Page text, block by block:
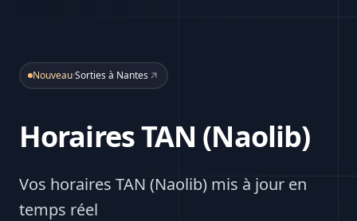
Nouveau·Sorties à Nantes
Horaires TAN (Naolib)
Vos horaires TAN (Naolib) mis à jour en
temps réel